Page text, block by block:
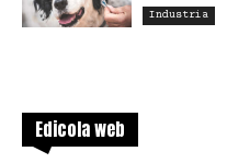
Industria
Edicola web